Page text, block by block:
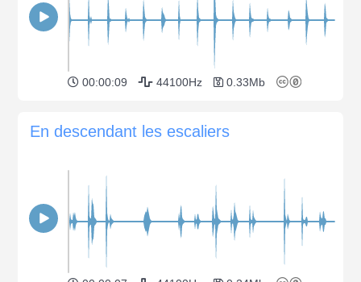
00:00:09 44100Hz 0.33Mb
En descendant les escaliers